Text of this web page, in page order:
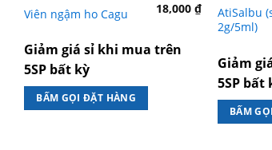
Viên ngậm ho Cagu 18,000 ₫
Giảm giá sỉ khi mua trên
5SP bất kỳ
BẤM GỌI ĐẶT HÀNG
AtiSalbu
2g/5ml)
Giảm
5SP bất
BẤM